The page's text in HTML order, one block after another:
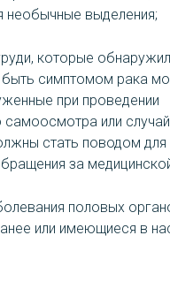
необычные выделения;
которые
симптомом рака
при проведении
самоосмотра или
стать поводом для
за
половых
или имеющиеся в